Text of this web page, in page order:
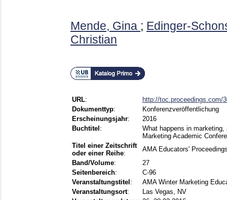
Mende, Gina ; Edinger-
Christian
URL:
http://toc.proceedings.com/
Dokumenttyp:
Konferenzveröffentlichung
Erscheinungsjahr:
2016
Buchtitel :
What happens in
Marketing Academic
Titel einer Zeitschrift
oder einer Reihe:
AMA Educators'
Band/Volume:
27
Seitenbereich:
C-96
Veranstaltungstitel :
AMA Winter Marketing
Veranstaltungsort:
Las Vegas, NV